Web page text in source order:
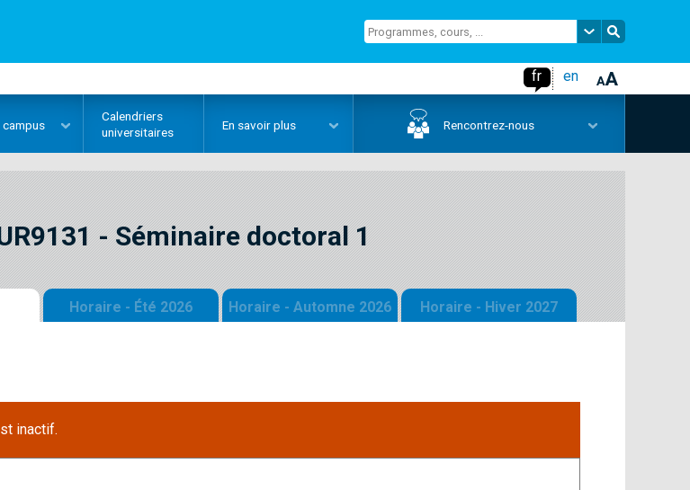
fr en
campus
Calendriers
universitaires
En savoir plus Rencontrez-nous
- Séminaire doctoral 1
Horaire - Été 2026 Horaire - Automne 2026 Horaire - Hiver 2027
inactif.